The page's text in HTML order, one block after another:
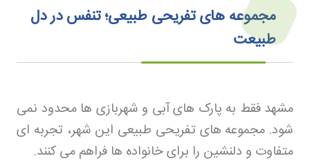
مجموعه های تفریحی طبیعی؛ تنفس در دل
طبیعت
مشهد فقط به پارک های آبی و شهربازی ها محدود نمی
شود. مجموعه های تفریحی طبیعی این شهر، تجربه ای
متفاوت و دلنشین را برای خانواده ها فراهم می کنند.